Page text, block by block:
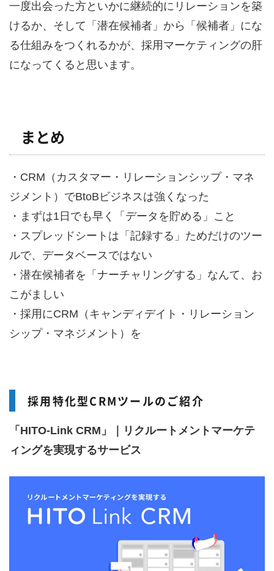
一度出会った方といかに継続的にリレーションを築
けるか、そして「潜在候補者」から「候補者」にな
る仕組みをつくれるかが、採用マーケティングの肝
になってくると思います。
まとめ
・CRM（カスタマー・リレーションシップ・マネ
ジメント）でBtoBビジネスは強くなった
・まずは1日でも早く「データを貯める」こと
・スプレッドシートは「記録する」ためだけのツー
ルで、データベースではない
・潜在候補者を「ナーチャリングする」なんて、お
こがましい
・採用にCRM（キャンディデイト・リレーション
シップ・マネジメント）を
採用特化型CRMツールのご紹介
「HITO-Link CRM」｜リクルートメントマーケテ
ィングを実現するサービス